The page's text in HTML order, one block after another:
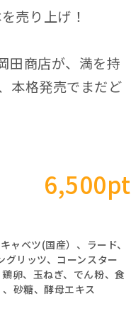
売り上げ！
田商店が、満を持
本格発売でまだど
6,500pt
ャベツ(国産）、ラード、
リッツ、コーンスター
卵、玉ねぎ、でん粉、食
砂糖、酵母エキス